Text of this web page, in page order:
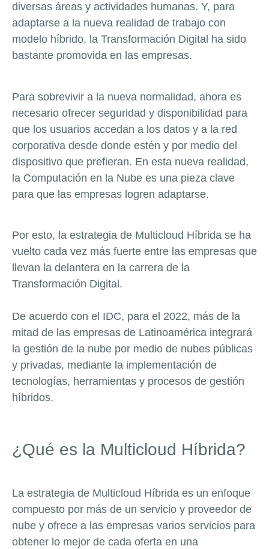
diversas áreas y actividades humanas. Y, para
adaptarse a la nueva realidad de trabajo con
modelo híbrido, la Transformación Digital ha sido
bastante promovida en las empresas.
Para sobrevivir a la nueva normalidad, ahora es
necesario ofrecer seguridad y disponibilidad para
que los usuarios accedan a los datos y a la red
corporativa desde donde estén y por medio del
dispositivo que prefieran. En esta nueva realidad,
la Computación en la Nube es una pieza clave
para que las empresas logren adaptarse.
Por esto, la estrategia de Multicloud Híbrida se ha
vuelto cada vez más fuerte entre las empresas que
llevan la delantera en la carrera de la
Transformación Digital.
De acuerdo con el IDC, para el 2022, más de la
mitad de las empresas de Latinoamérica integrará
la gestión de la nube por medio de nubes públicas
y privadas, mediante la implementación de
tecnologías, herramientas y procesos de gestión
híbridos.
¿Qué es la Multicloud Híbrida?
La estrategia de Multicloud Híbrida es un enfoque
compuesto por más de un servicio y proveedor de
nube y ofrece a las empresas varios servicios para
obtener lo mejor de cada oferta en una